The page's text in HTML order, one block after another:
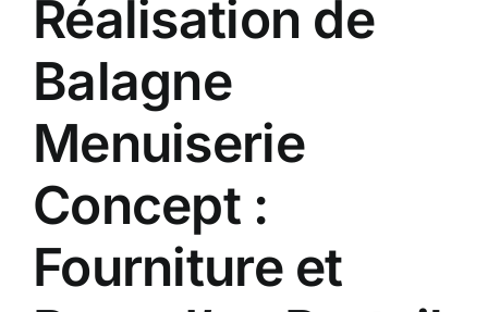
Contact
A propos
Clients
Réalisation de
Balagne
Menuiserie
Concept :
Fourniture et